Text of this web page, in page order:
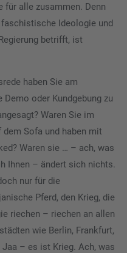
für alle zusammen. Denn
Ideologie und
betrifft, ist
haben Sie am
oder Kundgebung zu
Waren Sie im
dem Sofa und haben mit
Waren sie … – ach, was
Ihnen – ändert sich nichts.
nur für die
Pferd, den Krieg, die
riechen – riechen an allen
wie Berlin, Frankfurt,
Jaa – es ist Krieg. Ach, was